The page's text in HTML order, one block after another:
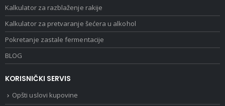
Kalkulator za razblaženje rakije
Kalkulator za pretvaranje šećera u alkohol
Pokretanje zastale fermentacije
BLOG
KORISNIČKI SERVIS
Opšti uslovi kupovine